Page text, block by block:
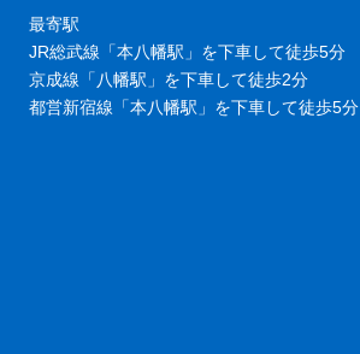
最寄駅
JR総武線「本八幡駅」を下車して徒歩5分
京成線「八幡駅」を下車して徒歩2分
都営新宿線「本八幡駅」を下車して徒歩5分